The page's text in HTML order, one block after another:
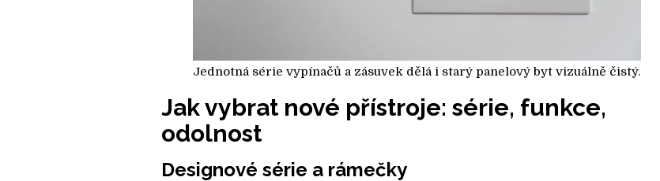
Jednotná série vypínačů a zásuvek dělá i starý panelový byt vizuálně čistý.
Jak vybrat nové přístroje: série, funkce,
odolnost
Designové série a rámečky